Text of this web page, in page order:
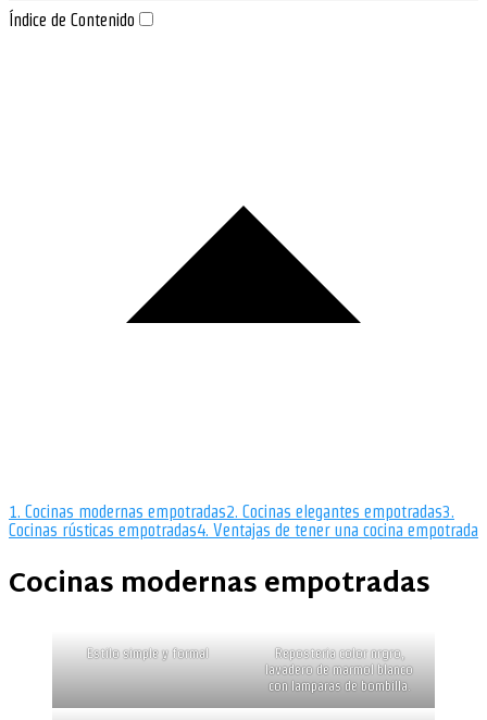
Índice de Contenido
1. Cocinas modernas empotradas2. Cocinas elegantes empotradas3.
Cocinas rústicas empotradas4. Ventajas de tener una cocina empotrada
Cocinas modernas empotradas
Estilo simple y formal
Reposteria color nrgro,
lavadero de marmol blanco
con lamparas de bombilla.